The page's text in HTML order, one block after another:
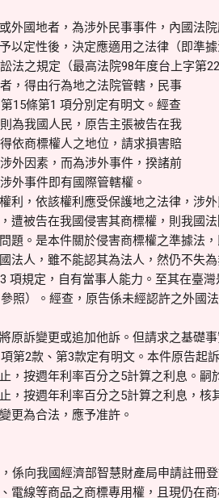
外國地者，為涉外民事事件，內國法
以定性後，決定應適用之法律（即準
之規定（最高法院98年度台上字第
得由行為地之法院管轄，民事
條第1 項分別定有明文。經查
我國人民，原告主張被告在我
商標權人之地位，請求損害賠
因素，而為涉外事件，揆諸前
事件即有國際管轄權。
利，依該權利應受保護地之法律，涉
遭被告在我國侵害其商標權，則我國
題。是本件關於侵害商標權之準據法
法人，雖不能認其為法人，然仍不失
項規定，自有當事人能力。至其在臺
照）。經查，原告係未經認許之外國
原訴變更或追加他訴。但請求之基礎
第2款、第3款定有明文。本件原告起
，按週年利率百分之5計算之利息。
，按週年利率百分之5計算之利息，
變更為合法，應予准許。
向我國經濟部智慧財產局申請註冊
電線等商品之商標專用權，且現仍在